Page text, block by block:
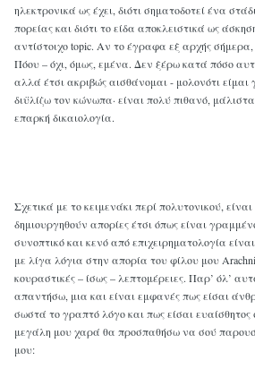
ηλεκτρονικά ως έχει, διότι σηματοδοτεί ένα
πορείας και διότι το είδα αποκλειστικά ως
αντίστοιχο topic. Αν το έγραφα εξ αρχής
Πόου – όχι, όμως, εμένα. Δεν ξέρω κατά πόσο
αλλά έτσι ακριβώς αισθάνομαι - μολονότι είμαι
διϋλίζω τον κώνωπα· είναι πολύ πιθανό,
επαρκή δικαιολογία.
Σχετικά με το κειμενάκι περί πολυτονικού,
δημιουργηθούν απορίες έτσι όπως είναι
συνοπτικό και κενό από επιχειρηματολογία
με λίγα λόγια στην απορία του φίλου μου
κουραστικές – ίσως – λεπτομέρειες. Παρ’ όλ’
απαντήσω, μια και είναι εμφανές πως είσαι
σωστά το γραπτό λόγο και πως είσαι
μεγάλη μου χαρά θα προσπαθήσω να σού
μου: